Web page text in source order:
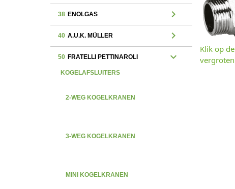
38 ENOLGAS chevron_right
40 A.U.K. MÜLLER chevron_right
50 FRATELLI PETTINAROLI expand_more
KOGELAFSLUITERS
2-WEG KOGELKRANEN
3-WEG KOGELKRANEN
MINI KOGELKRANEN
Klik op
vergroten